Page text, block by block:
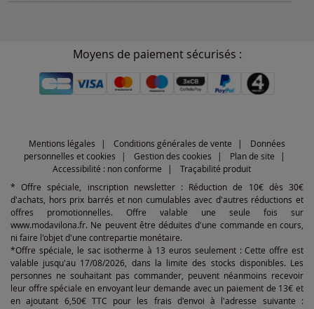
Moyens de paiement sécurisés :
Mentions légales Conditions générales de vente
Données
personnelles et cookies
Gestion des cookies
Plan de site
Accessibilité : non conforme
Traçabilité produit
* Offre spéciale, inscription newsletter : Réduction de 10€ dès 30€
d'achats, hors prix barrés et non cumulables avec d'autres réductions et
offres promotionnelles. Offre valable une seule fois sur
www.modavilona.fr. Ne peuvent être déduites d'une commande en cours,
ni faire l'objet d'une contrepartie monétaire.
*Offre spéciale, le sac isotherme à 13 euros seulement : Cette offre est
valable jusqu'au 17/08/2026, dans la limite des stocks disponibles. Les
personnes ne souhaitant pas commander, peuvent néanmoins recevoir
leur offre spéciale en envoyant leur demande avec un paiement de 13€ et
en ajoutant 6,50€ TTC pour les frais d'envoi à l'adresse suivante :